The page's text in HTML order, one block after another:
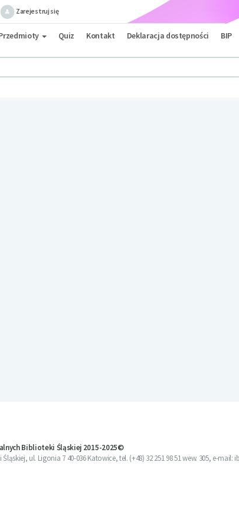
Zarejestruj się
Quiz Kontakt Deklaracja dostępności BIP
Biblioteki Śląskiej 2015-2025©
ul. Ligonia 7 40-036 Katowice, tel. (+48) 32 251 98 51 wew. 305, e-mail: